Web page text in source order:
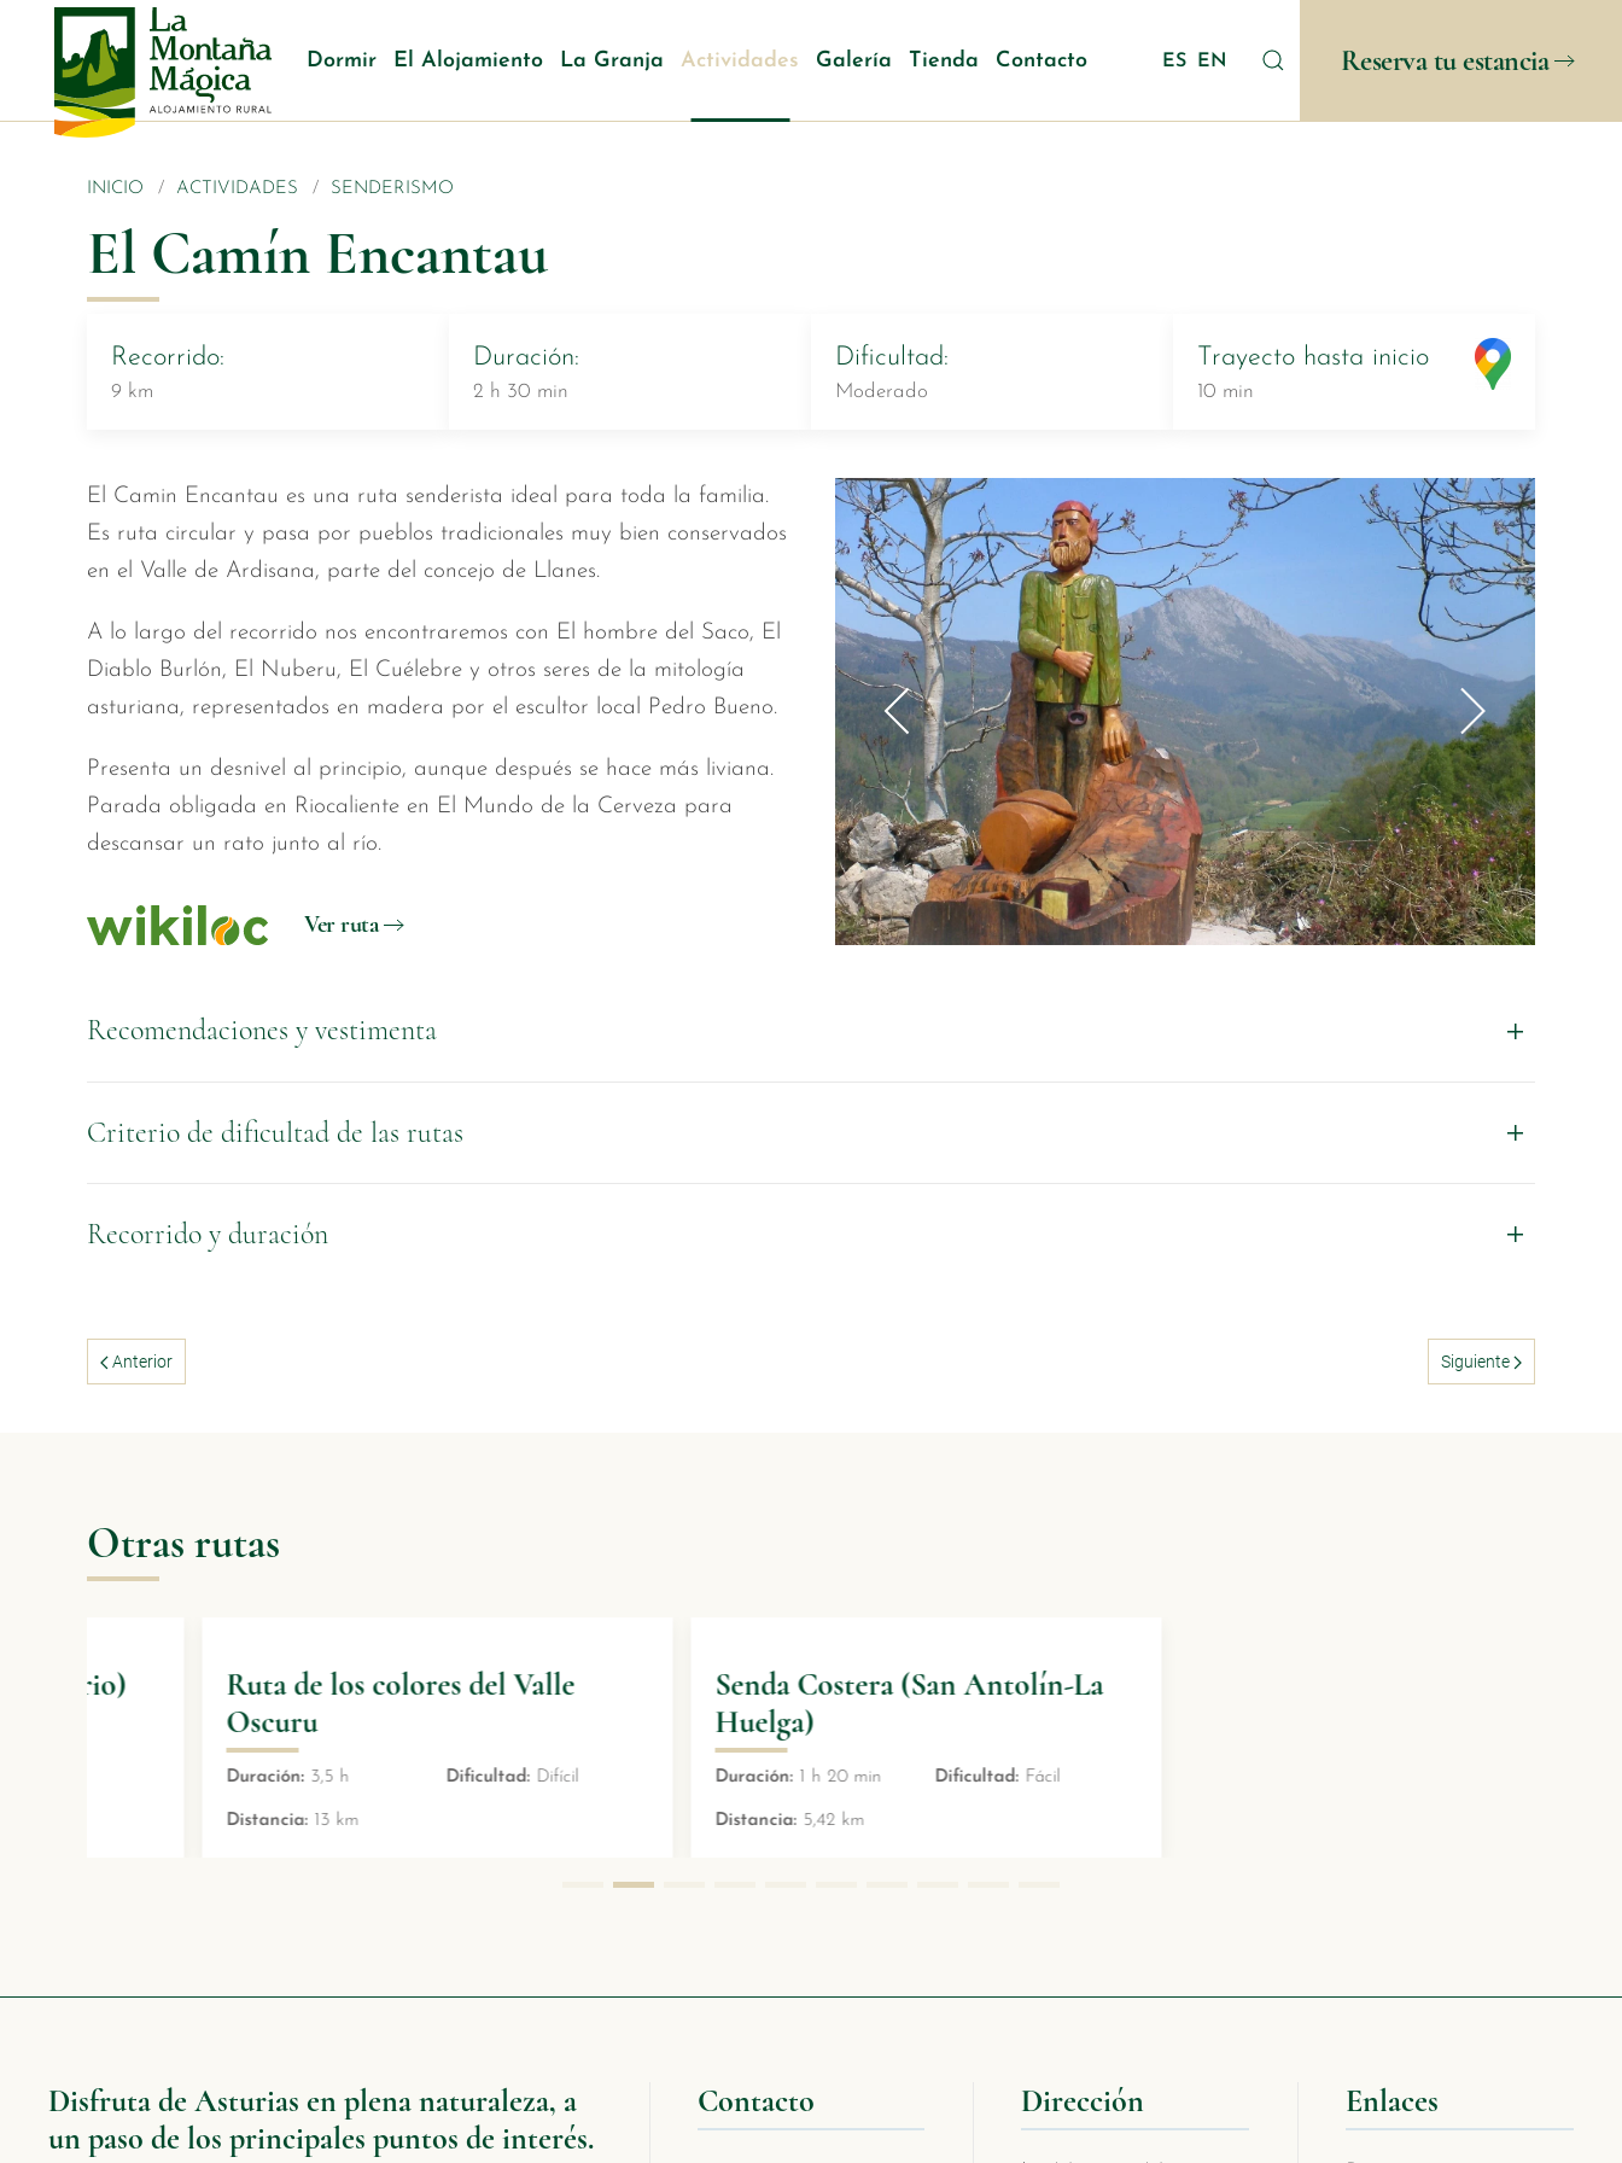
Dormir El Alojamiento La Granja Actividades Galería Tienda Contacto ES EN Reserva tu estancia
INICIO ACTIVIDADES SENDERISMO
El Camín Encantau
Recorrido:
9 km
Duración:
2 h 30 min
Dificultad:
Moderado
Trayecto hasta inicio
10 min
El Camin Encantau es una ruta senderista ideal para toda la familia.
Es ruta circular y pasa por pueblos tradicionales muy bien conservados
en el Valle de Ardisana, parte del concejo de Llanes.
A lo largo del recorrido nos encontraremos con El hombre del Saco, El
Diablo Burlón, El Nuberu, El Cuélebre y otros seres de la mitología
asturiana, representados en madera por el escultor local Pedro Bueno.
Presenta un desnivel al principio, aunque después se hace más liviana.
Parada obligada en Riocaliente en El Mundo de la Cerveza para
descansar un rato junto al río.
Ver ruta
Recomendaciones y vestimenta
Criterio de dificultad de las rutas
Recorrido y duración
Anterior Siguiente
Otras rutas
Ruta de los colores del Valle
3,5 h Dificultad: Difícil
13 km
Senda Costera (San Antolín-La
1 h 20 min Dificultad: Fácil
5,42 km
Ruta del Cares (Poncebos-Caín-
Disfruta de Asturias en plena naturaleza, a
un paso de los principales puntos de interés.
Contacto Dirección Enlaces